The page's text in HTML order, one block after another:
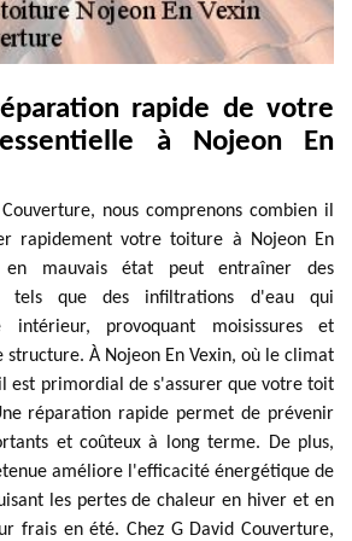
rapide de votre
à Nojeon En
nous comprenons combien il
rapidement votre toiture à Nojeon En
mauvais état peut entraîner des
tels que des infiltrations d'eau qui
intérieur, provoquant moisissures et
À Nojeon En Vexin, où le climat
est primordial de s'assurer que votre toit
réparation rapide permet de prévenir
et coûteux à long terme. De plus,
améliore l'efficacité énergétique de
les pertes de chaleur en hiver et en
frais en été. Chez G David Couverture,